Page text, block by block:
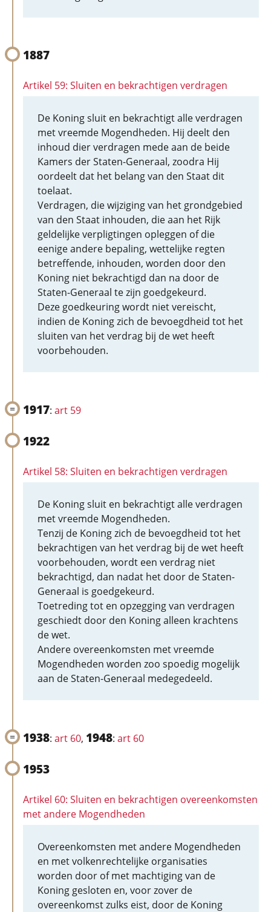
1887
Artikel 59: Sluiten en bekrachtigen verdragen
De Koning sluit en bekrachtigt alle verdragen
met vreemde Mogendheden. Hij deelt den
inhoud dier verdragen mede aan de beide
Kamers der Staten-Generaal, zoodra Hij
oordeelt dat het belang van den Staat dit
toelaat.
Verdragen, die wijziging van het grondgebied
van den Staat inhouden, die aan het Rijk
geldelijke verpligtingen opleggen of die
eenige andere bepaling, wettelijke regten
betreffende, inhouden, worden door den
Koning niet bekrachtigd dan na door de
Staten-Generaal te zijn goedgekeurd.
Deze goedkeuring wordt niet vereischt,
indien de Koning zich de bevoegdheid tot het
sluiten van het verdrag bij de wet heeft
voorbehouden.
1917: art 59
1922
Artikel 58: Sluiten en bekrachtigen verdragen
De Koning sluit en bekrachtigt alle verdragen
met vreemde Mogendheden.
Tenzij de Koning zich de bevoegdheid tot het
bekrachtigen van het verdrag bij de wet heeft
voorbehouden, wordt een verdrag niet
bekrachtigd, dan nadat het door de Staten-
Generaal is goedgekeurd.
Toetreding tot en opzegging van verdragen
geschiedt door den Koning alleen krachtens
de wet.
Andere overeenkomsten met vreemde
Mogendheden worden zoo spoedig mogelijk
aan de Staten-Generaal medegedeeld.
1938: art 60, 1948: art 60
1953
Artikel 60: Sluiten en bekrachtigen overeenkomsten
met andere Mogendheden
Overeenkomsten met andere Mogendheden
en met volkenrechtelijke organisaties
worden door of met machtiging van de
Koning gesloten en, voor zover de
overeenkomst zulks eist, door de Koning